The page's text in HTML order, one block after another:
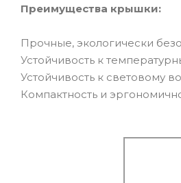
Преимущества крышки:
Прочные, экологически
Устойчивость к
Устойчивость к световому
Компактность и